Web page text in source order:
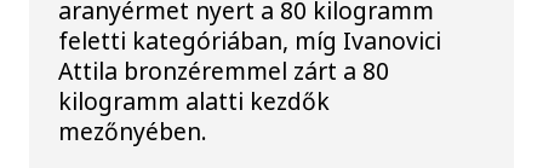
aranyérmet nyert a 80 kilogramm
feletti kategóriában, míg Ivanovici
Attila bronzéremmel zárt a 80
kilogramm alatti kezdők
mezőnyében.